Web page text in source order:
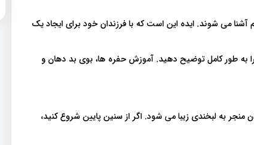
می شوند. ایده این است که با فرزندان خود برای ایجاد یک
به طور کامل توضیح دهید. آموزش حفره ها، بوی بد دهان و
به لبخندی زیبا می شود. اگر از سنین پایین شروع کنید،